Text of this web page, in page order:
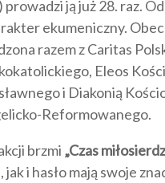
prowadzi ją już 28. raz.
ekumeniczny.
razem z Caritas
Eleos
i Diakonią
Reformowanego.
brzmi „Czas
jak i hasło mają swoje